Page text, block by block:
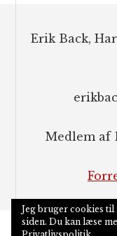
Erik Back,
Medlem af
Jeg bruger cookies
siden. Du kan læse